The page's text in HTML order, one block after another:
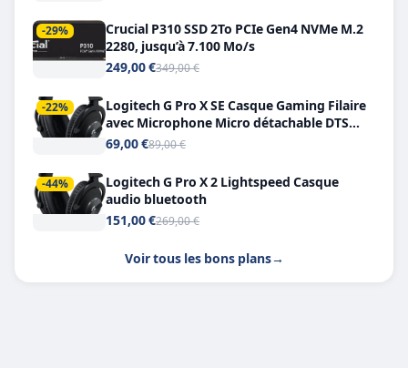
-29%
Crucial P310 SSD 2To PCIe Gen4 NVMe M.2
2280, jusqu’à 7.100 Mo/s
249,00 €349,00 €
-22%
Logitech G Pro X SE Casque Gaming Filaire
avec Microphone Micro détachable DTS
Headphone X 7.1
69,00 €89,00 €
-44%
Logitech G Pro X 2 Lightspeed Casque
audio bluetooth
151,00 €269,00 €
Voir tous les bons plans→